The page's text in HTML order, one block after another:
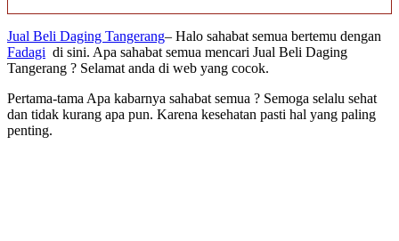
Jual Beli Daging Tangerang– Halo sahabat semua bertemu dengan
Fadagi di sini. Apa sahabat semua mencari Jual Beli Daging
Tangerang ? Selamat anda di web yang cocok.
Pertama-tama Apa kabarnya sahabat semua ? Semoga selalu sehat
dan tidak kurang apa pun. Karena kesehatan pasti hal yang paling
penting.